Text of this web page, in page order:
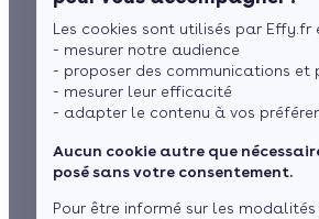
Les cookies sont utilisés par
- mesurer notre audience
- proposer des communications et
- mesurer leur efficacité
- adapter le contenu à vos
Aucun cookie autre que
posé sans votre consentement.
Pour être informé sur les
La TVA réduite
L'éco-prêt à taux
Trouver mes aides
économies
en Dordogne
parL’équipe de rédaction
1 minute de lecture